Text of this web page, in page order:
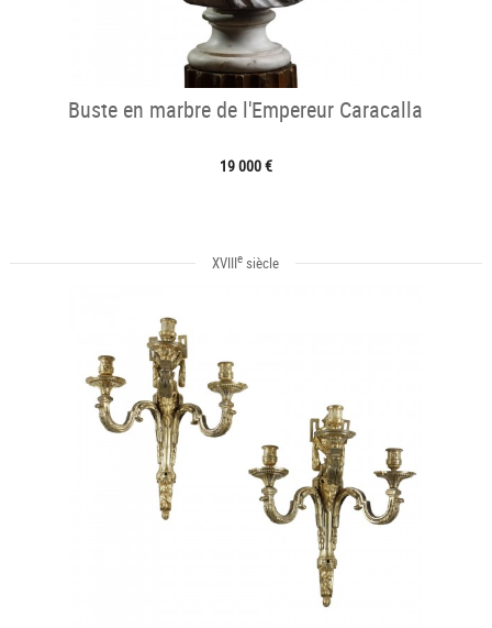
Buste en marbre de l'Empereur Caracalla
19 000 €
XVIIIe siècle